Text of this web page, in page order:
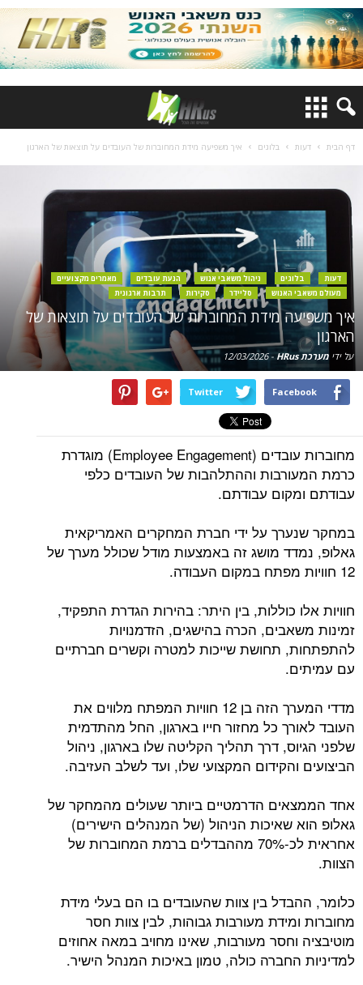
דף הבית דעות בלוגים איך משפיעה מידת המחוברות של העובדים על תוצאות של הארגון
דעות בלוגים ניהול משאבי אנוש הנעת עובדים
מאמרים מקצועיים
מעולם משאבי האנוש
סליידר סקירות תרבות ארגונית
איך משפיעה מידת המחוברות של העובדים על תוצאות של
הארגון
על ידי מערכת HRus -
12/03/2026
Facebook
Twitter
מחוברות עובדים (Employee Engagement) מוגדרת
כרמת המעורבות וההתלהבות של העובדים כלפי
עבודתם ומקום עבודתם.
במחקר שנערך על ידי חברת המחקרים האמריקאית
גאלופ, נמדד מושג זה באמצעות מודל שכולל מערך של
12 חוויות מפתח במקום העבודה.
חוויות אלו כוללות, בין היתר: בהירות הגדרת התפקיד,
זמינות משאבים, הכרה בהישגים, הזדמנויות
להתפתחות, תחושת שייכות למטרה וקשרים חברתיים
עם עמיתים.
מדדי המערך הזה בן 12 חוויות המפתח מלווים את
העובד לאורך כל מחזור חייו בארגון, החל מהתדמית
שלפני הגיוס, דרך תהליך הקליטה שלו בארגון, ניהול
הביצועים והקידום המקצועי שלו, ועד לשלב העזיבה.
אחד הממצאים הדרמטיים ביותר שעולים מהמחקר של
גאלופ הוא שאיכות הניהול (של המנהלים הישירים)
אחראית לכ-70% מההבדלים ברמת המחוברות של
הצוות.
כלומר, ההבדל בין צוות שהעובדים בו הם בעלי מידת
מחוברות ומידת מעורבות גבוהות, לבין צוות חסר
מוטיבציה וחסר מעורבות, שאינו מחויב במאה אחוזים
למדיניות החברה כולה, טמון באיכות המנהל הישיר.